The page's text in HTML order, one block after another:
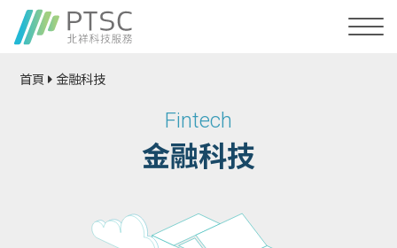
首頁 金融科技
Fintech
金融科技